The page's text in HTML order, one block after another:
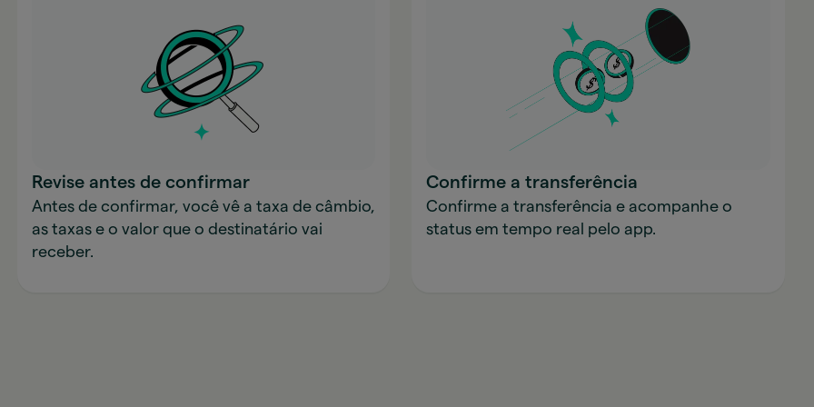
Revise antes de confirmar
Antes de confirmar, você vê a taxa de câmbio,
as taxas e o valor que o destinatário vai
receber.
Confirme a transferência
Confirme a transferência e acompanhe o
status em tempo real pelo app.